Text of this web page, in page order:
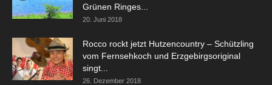
Grünen Ringes...
20. Juni 2018
Rocco rockt jetzt Hutzencountry – Schützling
vom Fernsehkoch und Erzgebirgsoriginal
singt...
26. Dezember 2018